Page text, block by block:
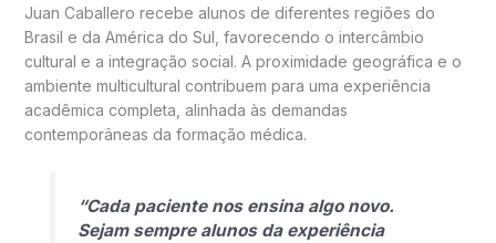
Juan Caballero recebe alunos de diferentes regiões do
Brasil e da América do Sul, favorecendo o intercâmbio
cultural e a integração social. A proximidade geográfica e o
ambiente multicultural contribuem para uma experiência
acadêmica completa, alinhada às demandas
contemporâneas da formação médica.
“Cada paciente nos ensina algo novo.
Sejam sempre alunos da experiência